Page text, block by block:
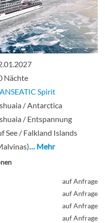
Nächte
Spirit
/ Antarctica
/ Entspannung
See / Falkland Islands
… Mehr
auf Anfrage
auf Anfrage
auf Anfrage
auf Anfrage